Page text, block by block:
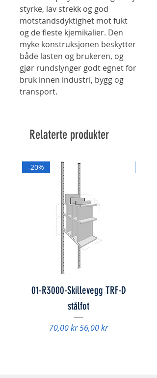
styrke, lav strekk og god
motstandsdyktighet mot fukt
og de fleste kjemikalier. Den
myke konstruksjonen beskytter
både lasten og brukeren, og
gjør rundslynger godt egnet for
bruk innen industri, bygg og
transport.
Relaterte produkter
-20%
01-R3000-Skillevegg TRF-D
stålfot
Vanlig pris
70,00 krSalgspris
56,00 kr